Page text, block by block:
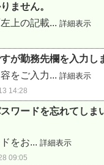
ません。
上の記載... 詳細表示
が勤務先欄を入力し
をご入力... 詳細表示
14:28
ワードを忘れてしま
をお... 詳細表示
09:05